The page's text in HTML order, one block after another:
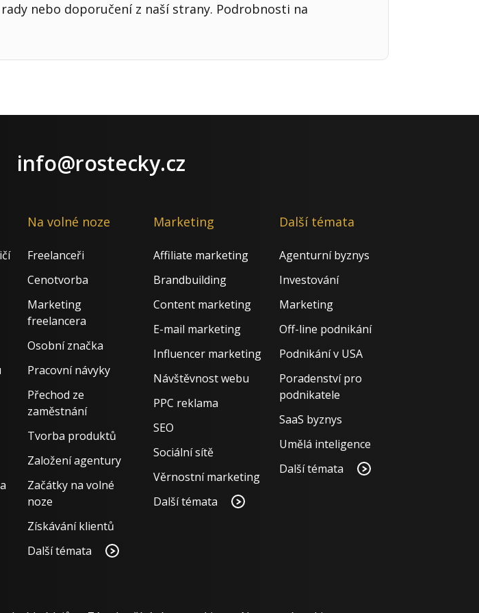
nebo doporučení z naší strany. Podrobnosti na
info@rostecky.cz
Na volné noze
Freelanceři
Cenotvorba
Marketing
freelancera
Osobní značka
Pracovní návyky
Přechod ze
zaměstnání
Tvorba produktů
Založení agentury
Začátky na volné
noze
Získávání klientů
Další témata
Marketing
Affiliate marketing
Brandbuilding
Content marketing
E-mail marketing
Influencer marketing
Návštěvnost webu
PPC reklama
SEO
Sociální sítě
Věrnostní marketing
Další témata
Další témata
Agenturní byznys
Investování
Marketing
Off-line podnikání
Podnikání v USA
Poradenství pro
podnikatele
SaaS byznys
Umělá inteligence
Další témata